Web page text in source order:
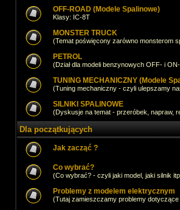
OFF-ROAD (Modele Spalinowe)
Klasy: IC-8T
MONSTER TRUCK
(Temat poświęcony zarówno monsterom
PETROL
(Dział dla modeli benzynowych OFF- i
TUNING MECHANICZNY (Modele
(Tuning mechaniczny - czyli ulepszamy
SILNIKI SPALINOWE
(Dyskusje na temat - przeróbek, napraw,
Dla początkujących
Jak zacząć ?
Co wybrać?
(Co wybrać? - czyli jaki model, jaki silnik
Problemy z modelem elektrycznym
(Tutaj zamieszczamy problemy